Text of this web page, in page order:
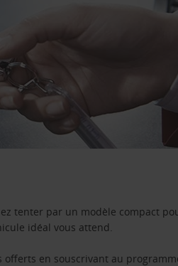
tenter par un modèle compact
idéal vous attend.
offerts en souscrivant au